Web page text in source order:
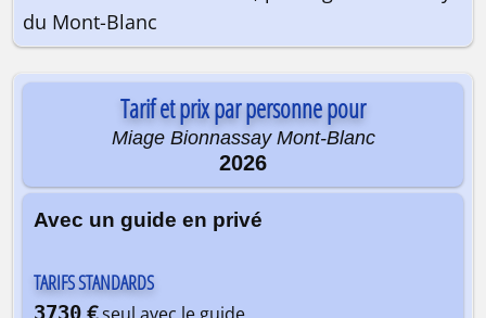
du Mont-Blanc
Tarif et prix par personne pour
Miage Bionnassay Mont-Blanc
2026
Avec un guide en privé
TARIFS STANDARDS
3730 €seul avec le guide